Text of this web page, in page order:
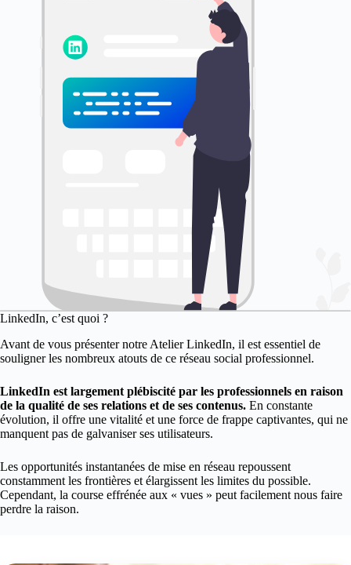
LinkedIn, c’est quoi ?
Avant de vous présenter notre Atelier LinkedIn, il est essentiel de
souligner les nombreux atouts de ce réseau social professionnel.
LinkedIn est largement plébiscité par les professionnels en raison
de la qualité de ses relations et de ses contenus. En constante
évolution, il offre une vitalité et une force de frappe captivantes, qui ne
manquent pas de galvaniser ses utilisateurs.
Les opportunités instantanées de mise en réseau repoussent
constamment les frontières et élargissent les limites du possible.
Cependant, la course effrénée aux « vues » peut facilement nous faire
perdre la raison.